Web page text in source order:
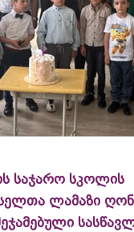
საჯარო სკოლის
ლამაზი